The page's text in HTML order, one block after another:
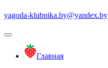
yagoda-klubnika.by@yandex.by
Главная